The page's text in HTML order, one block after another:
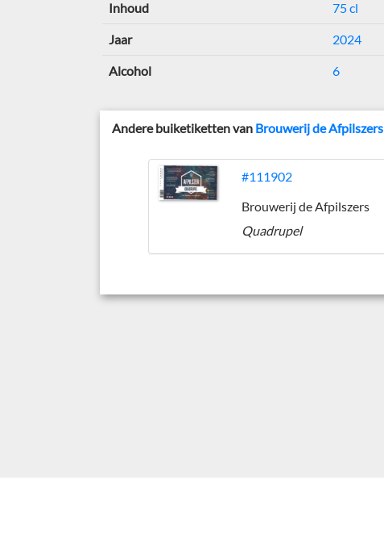
Inhoud 75 cl
Jaar 2024
Alcohol 6
Andere buiketiketten van Brouwerij de Afpilszers
#111902
Brouwerij de Afpilszers
Quadrupel